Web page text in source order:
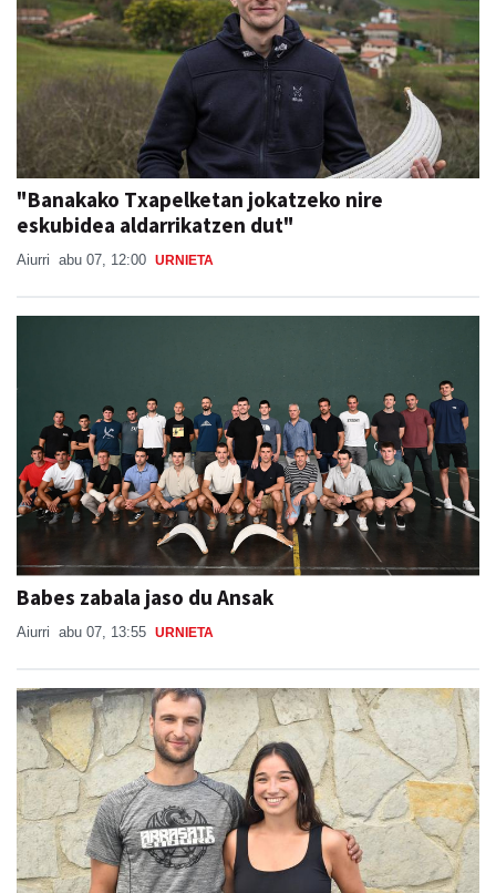
"Banakako Txapelketan jokatzeko nire
eskubidea aldarrikatzen dut"
Aiurri abu 07, 12:00 URNIETA
Babes zabala jaso du Ansak
Aiurri abu 07, 13:55 URNIETA